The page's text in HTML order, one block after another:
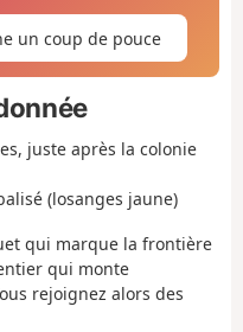
un coup de pouce
juste après la colonie
(losanges jaune)
qui marque la frontière
qui monte
rejoignez alors des